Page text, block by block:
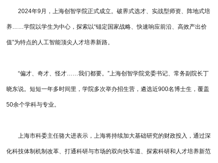
2024年9月，上海创智学院正式成立。破界式选才、实战型师资、阵地式培
养……学院以学生为中心，探索以“锚定国家战略、快速响应前沿、高效产出价
值”为特点的人工智能顶尖人才培养新路。
“偏才、奇才、怪才……我们都要。”上海创智学院党委书记、常务副院长丁
晓东说。短短一年多时间里，学院多次举办招生营，遴选近900名博士生，覆盖
50余个学科与专业。
上海市科委主任骆大进表示，上海将持续加大基础研究的财政投入，通过深
化科技体制机制改革、打通科研与市场的双向快车道、探索科研和人才培养新范